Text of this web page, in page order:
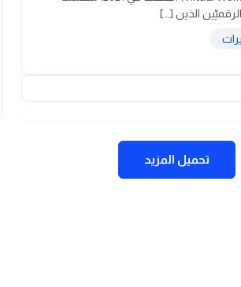
الذين […]
تحميل المزيد